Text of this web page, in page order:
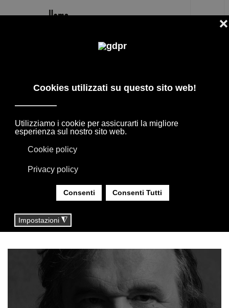
I MIGLIORI DESIGNERS + ARCHITETTI, LE
COLLABORAZIONI CON I BRAND
D'ARREDAMENTO CASA. I PRODOTTI
NASCONO DALL'INCONTRO CON I DESIGNER
INTERNAZIONALI, GRAZIE ALLA LORO
ESPERIENZA DANNO VITA A COLLEZIONI
SEI QUI:HOME | DESIGNER | DESIGNERS
NORBERT WANGEN DESIGNER